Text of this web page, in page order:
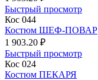
Быстрый просмотр
Кос 044
Костюм ШЕФ-ПОВАР
1 903.20 ₽
Быстрый просмотр
Кос 024
Костюм ПЕКАРЯ